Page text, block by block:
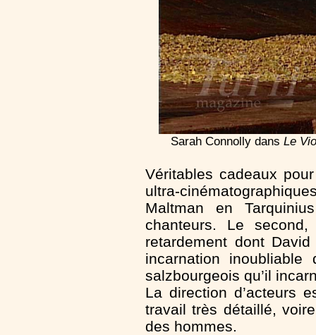
Sarah Connolly dans Le
Véritables cadeaux
ultra-
Maltman en
chanteurs. Le
retardement dont
incarnation
salzbourgeois qu’il
La direction d’acteurs
travail très détaillé,
des hommes.